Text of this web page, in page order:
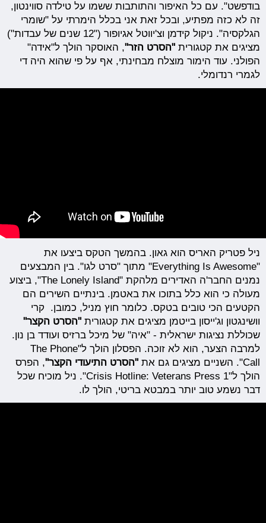
בודפשט". עם כל האיפור והתותבות ששמו על טילדה סווינטון,
זה לא כזה מפתיע, ובכל זאת אני בכלל הימרתי על "שומרי
הגלקסיה". ניקול קידמן וצ'יווטל אגיופור ("12 שנים של עבדות")
מציגים את קטגורית"הסרט הזר", האוסקר הולך ל"אידה"
הפולני. עוד הימור מוצלח מבחינתי, אף על פי שהוא היה די
לגמרי רנדומלי.
ניל פטריק האריס הוא גאון. בהמשך הטקס ביצעו את
"Everything Is Awesome" מתוך "סרט לגו". בין המבצעים
נמנים החבר'ה האדירים מלהקת "The Lonely Island", ביצוע
מעולה כי הוא כלל בתוכו את באטמן. בינתיים השירים הם
הקטעים הכי טובים בטקס. כלומר חוץ מניל, כמובן. קרי
וושינגטון וג'ייסון בייטמן מציגים את קטגורית"הסרט הקצר"
שכוללת נציגות ישראלית - "איה" של מיכל ברזיס ועודד בן נון.
למרבה הצער, הוא לא זוכה. הפסלון הולך ל"The Phone
Call". השניים מציגים גם את
"הסרט התיעודי הקצר", הפרס
הולך ל"Crisis Hotline: Veterans Press 1". ניל מוכיח שכל
דבר נשמע טוב יותר במבטא בריטי, הולך לו.